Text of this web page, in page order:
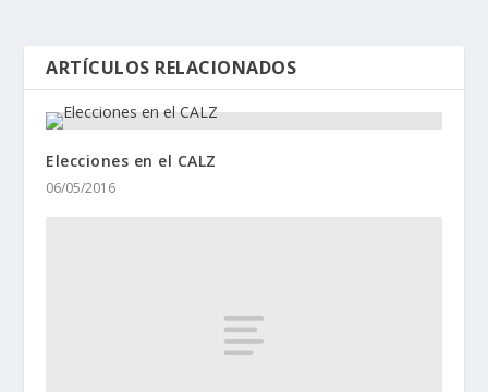
ARTÍCULOS RELACIONADOS
Elecciones en el CALZ
06/05/2016